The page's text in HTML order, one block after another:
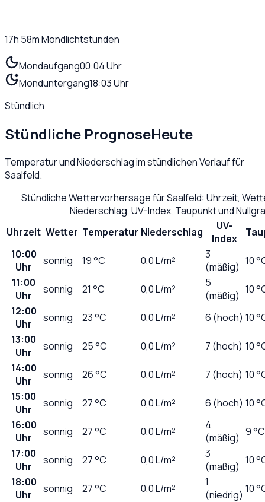
17h 58mMondlichtstunden
Mondaufgang00:04 Uhr
Monduntergang18:03 Uhr
Stündlich
Stündliche PrognoseHeute
Temperatur und Niederschlag im stündlichen Verlauf für
Saalfeld.
Stündliche Wettervorhersage fürSaalfeld: Uhrzeit,
Niederschlag, UV-Index, Taupunkt und
Uhrzeit Wetter Temperatur Niederschlag
UV-
Index
10:00
Uhr
sonnig 19°C 0,0L/m²
3
(mäßig) 10
11:00
Uhr
sonnig 21 °C 0,0L/m²
5
(mäßig) 10
12:00
Uhr
sonnig 23°C 0,0L/m² 6 (hoch) 10
13:00
Uhr
sonnig 25°C 0,0L/m² 7 (hoch) 10
14:00
Uhr
sonnig 26°C 0,0L/m² 7 (hoch) 10
15:00
Uhr
sonnig 27°C 0,0L/m² 6 (hoch) 10
16:00
Uhr
sonnig 27°C 0,0L/m²
4
(mäßig) 9 °C
17:00
Uhr
sonnig 27°C 0,0L/m²
3
(mäßig) 10
18:00
Uhr
sonnig 27°C 0,0L/m²
1
(niedrig) 10